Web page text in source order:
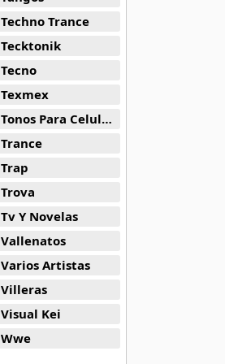
Techno Trance
Tecktonik
Tecno
Texmex
Tonos Para Celulares
Trance
Trap
Trova
Tv Y Novelas
Vallenatos
Varios Artistas
Villeras
Visual Kei
Wwe